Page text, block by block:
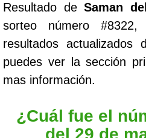
Resultado deSaman
sorteo número
resultados actualizados
puedes ver la sección
mas información.
¿Cuál fue el
del 29 de